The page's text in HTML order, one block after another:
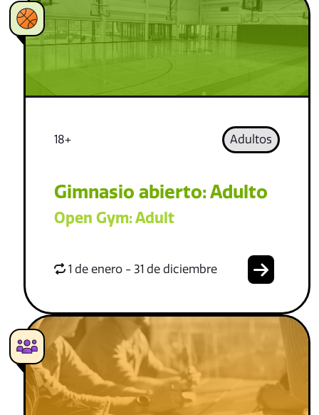
18+ Adultos
Gimnasio abierto: Adulto
Open Gym: Adult
1 de enero - 31 de diciembre